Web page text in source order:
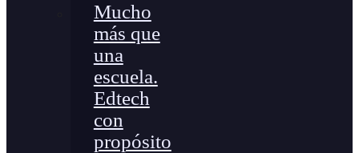
Mucho
más que
una
escuela.
Edtech
con
propósito